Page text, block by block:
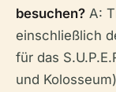
besuchen? A:
einschließlich
für das
und